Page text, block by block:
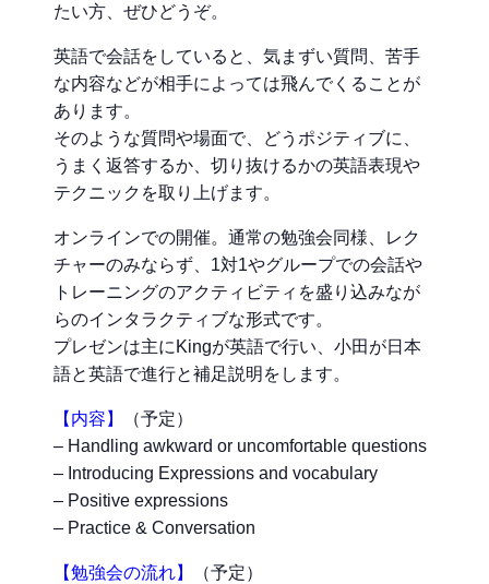
たい方、ぜひどうぞ。
英語で会話をしていると、気まずい質問、苦手
な内容などが相手によっては飛んでくることが
あります。
そのような質問や場面で、どうポジティブに、
うまく返答するか、切り抜けるかの英語表現や
テクニックを取り上げます。
オンラインでの開催。通常の勉強会同様、レク
チャーのみならず、1対1やグループでの会話や
トレーニングのアクティビティを盛り込みなが
らのインタラクティブな形式です。
プレゼンは主にKingが英語で行い、小田が日本
語と英語で進行と補足説明をします。
【内容】
（予定）
– Handling awkward or uncomfortable questions
– Introducing Expressions and vocabulary
– Positive expressions
– Practice & Conversation
【勉強会の流れ】 （予定）